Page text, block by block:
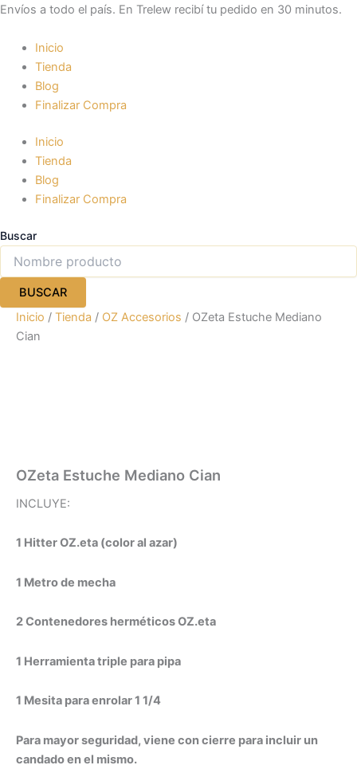
Ir
contenido
Envíos a todo el país. En Trelew recibí tu pedido en 30 minutos.
Inicio
Tienda
Blog
Finalizar Compra
Inicio
Tienda
Blog
Finalizar Compra
Buscar
BUSCAR
Inicio / Tienda / OZ Accesorios / OZeta Estuche Mediano
Cian
OZeta Estuche Mediano Cian
INCLUYE:
1 Hitter OZ.eta (color al azar)
1 Metro de mecha
2 Contenedores herméticos OZ.eta
1 Herramienta triple para pipa
1 Mesita para enrolar 1 1/4
Para mayor seguridad, viene con cierre para incluir un
candado en el mismo.